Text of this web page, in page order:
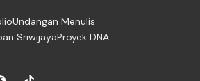
Undangan Menulis
SriwijayaProyek DNA